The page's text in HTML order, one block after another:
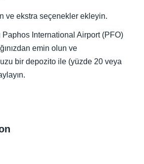
ve ekstra seçenekler ekleyin.
Paphos International Airport (PFO)
emin olun ve
bir depozito ile (yüzde 20 veya